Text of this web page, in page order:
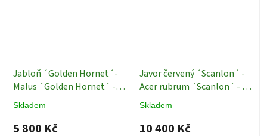
Jabloň ´Golden Hornet´-
Malus ´Golden Hornet´ -
ok 8/10 cm
Skladem
5 800 Kč
Javor červený ´Scanlon´ -
Acer rubrum ´Scanlon´ - ok
14/16
Skladem
10 400 Kč